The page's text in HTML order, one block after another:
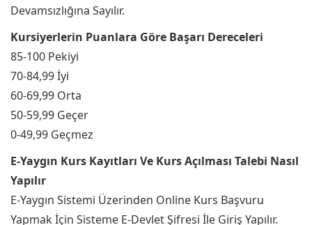
Devamsızlığına Sayılır.
Kursiyerlerin Puanlara Göre Başarı Dereceleri
85-100 Pekiyi
70-84,99 İyi
60-69,99 Orta
50-59,99 Geçer
0-49,99 Geçmez
E-Yaygın Kurs Kayıtları Ve Kurs Açılması Talebi Nasıl
Yapılır
E-Yaygın Sistemi Üzerinden Online Kurs Başvuru
Yapmak İçin Sisteme E-Devlet Şifresi İle Giriş Yapılır.